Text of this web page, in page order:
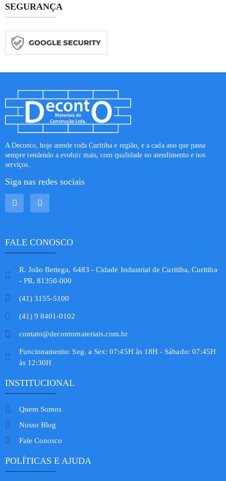
SEGURANÇA
A Deconto, hoje atende toda Curitiba e região, e a cada ano que passa
sempre tendendo a evoluir mais, com qualidade no atendimento e nos
serviços.
Siga nas redes sociais
FALE CONOSCO
R. João Bettega, 6483 - Cidade Industrial de Curitiba, Curitiba
- PR, 81350-000
(41) 3155-5100
(41) 9 8401-0102
contato@decontomateriais.com.br
Funcionamento: Seg. a Sex: 07:45H às 18H - Sábado: 07:45H
às 12:30H
INSTITUCIONAL
Quem Somos
Nosso Blog
Fale Conosco
POLÍTICAS E AJUDA